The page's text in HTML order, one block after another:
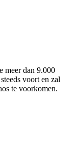
meer dan 9.000
voort en zal
te voorkomen.